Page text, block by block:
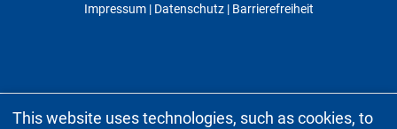
Impressum| Datenschutz| Barrierefreiheit
This website uses technologies, such as cookies, to